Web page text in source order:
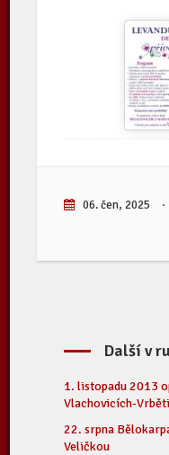
06. čen, 2025 ·
Další v
1. listopadu 2013
Vlachovicích-
22. srpna
Veličkou